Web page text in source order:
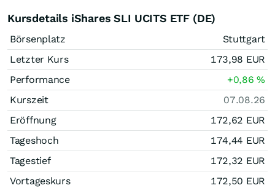
Kursdetails iShares SLI UCITS ETF (DE)
Börsenplatz
Stuttgart
Letzter Kurs
173,98 EUR
Performance
+0,86%
Kurszeit
07.08.26
Eröffnung
172,62 EUR
Tageshoch
174,44 EUR
Tagestief
172,32 EUR
Vortageskurs
172,50 EUR